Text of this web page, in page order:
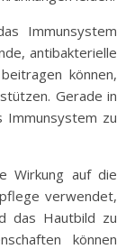
Immunsystem
antibakterielle
können,
Gerade in
Immunsystem zu
Wirkung auf die
verwendet,
das Hautbild zu
können